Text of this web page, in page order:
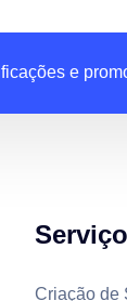
e
Criação de